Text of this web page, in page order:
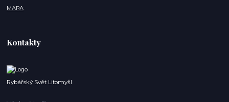
MAPA
Kontakty
Rybářský Svět Litomyšl